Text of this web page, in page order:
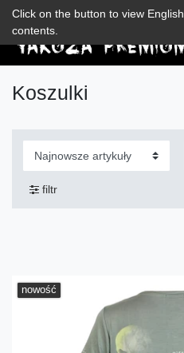
Check out our blog
Click on the button to view English
contents.
Koszulki
filtr
nowość